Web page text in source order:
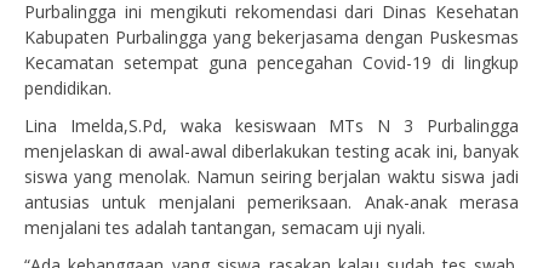
Purbalingga ini mengikuti rekomendasi dari Dinas Kesehatan
Kabupaten Purbalingga yang bekerjasama dengan Puskesmas
Kecamatan setempat guna pencegahan Covid-19 di lingkup
pendidikan.
Lina Imelda,S.Pd, waka kesiswaan MTs N 3 Purbalingga
menjelaskan di awal-awal diberlakukan testing acak ini, banyak
siswa yang menolak. Namun seiring berjalan waktu siswa jadi
antusias untuk menjalani pemeriksaan. Anak-anak merasa
menjalani tes adalah tantangan, semacam uji nyali.